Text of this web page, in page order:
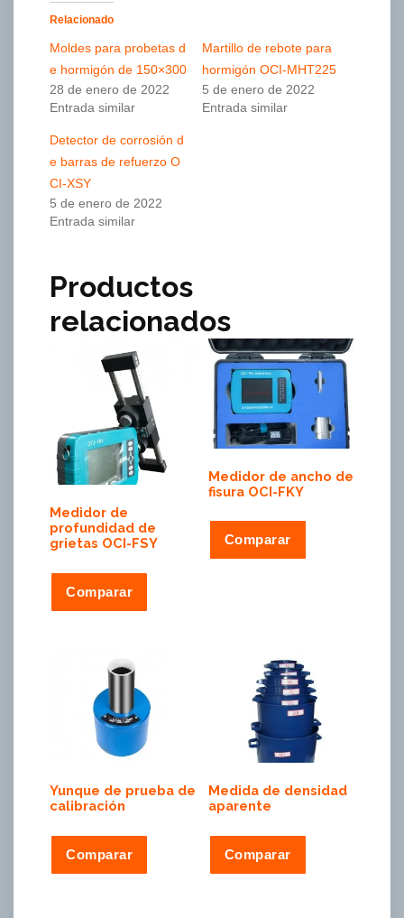
Relacionado
Moldes para probetas d
e hormigón de 150×300
28 de enero de 2022
Entrada similar
Martillo de rebote para
hormigón OCI-MHT225
5 de enero de 2022
Entrada similar
Detector de corrosión d
e barras de refuerzo O
CI-XSY
5 de enero de 2022
Entrada similar
Productos
relacionados
Medidor de
profundidad de
grietas OCI-FSY
Comparar
Medidor de ancho de
fisura OCI-FKY
Comparar
Yunque de prueba de
calibración
Comparar
Medida de densidad
aparente
Comparar